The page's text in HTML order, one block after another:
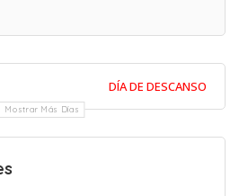
DÍA DE DESCANSO
Mostrar Más Días